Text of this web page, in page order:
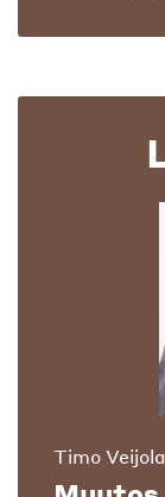
Timo Veijola